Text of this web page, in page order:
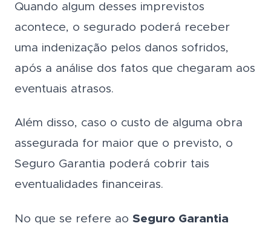
Quando algum desses imprevistos
acontece, o segurado poderá receber
uma indenização pelos danos sofridos,
após a análise dos fatos que chegaram aos
eventuais atrasos.
Além disso, caso o custo de alguma obra
assegurada for maior que o previsto, o
Seguro Garantia poderá cobrir tais
eventualidades financeiras.
No que se refere ao Seguro Garantia